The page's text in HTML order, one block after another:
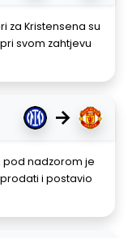
za Kristensena su
svom zahtjevu
→
pod nadzorom je
i postavio